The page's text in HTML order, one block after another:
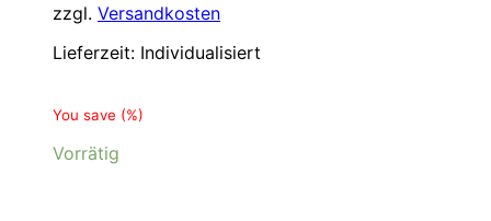
zzgl. Versandkosten
Lieferzeit: Individualisiert
You save (%)
Vorrätig